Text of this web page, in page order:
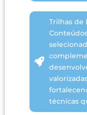
Trilhas de
técnicas